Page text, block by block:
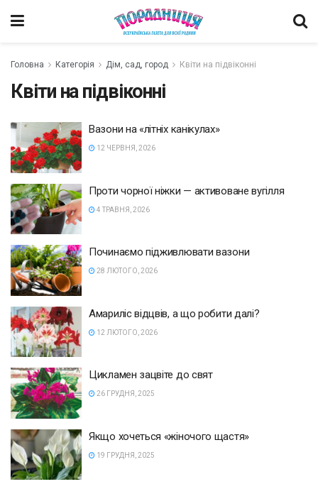
Головна Категорія Дім, сад, город Квіти на підвіконні
Квіти на підвіконні
Вазони на «літніх канікулах»
12 ЧЕРВНЯ, 2026
Проти чорної ніжки — активоване вугілля
4 ТРАВНЯ, 2026
Починаємо підживлювати вазони
28 ЛЮТОГО, 2026
Амариліс відцвів, а що робити далі?
12 ЛЮТОГО, 2026
Цикламен зацвіте до свят
26 ГРУДНЯ, 2025
Якщо хочеться «жіночого щастя»
19 ГРУДНЯ, 2025